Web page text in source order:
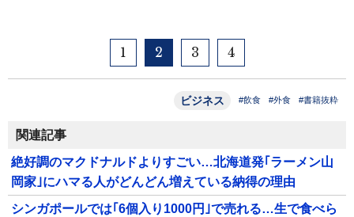
1 2 3 4
ビジネス #飲食 #外食 #書籍抜粋
関連記事
絶好調のマクドナルドよりすごい…北海道発｢ラーメン山
岡家｣にハマる人がどんどん増えている納得の理由
シンガポールでは｢6個入り1000円｣で売れる…生で食べら